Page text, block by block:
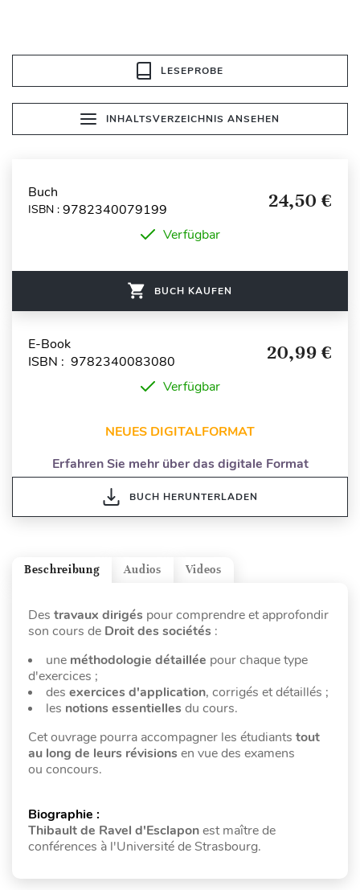
LESEPROBE
INHALTSVERZEICHNIS ANSEHEN
Buch
ISBN : 9782340079199 24,50 €
Verfügbar
BUCH KAUFEN
E-Book
ISBN : 9782340083080
20,99 €
Verfügbar
NEUES DIGITALFORMAT
Erfahren Sie mehr über das digitale Format
BUCH HERUNTERLADEN
Videos
Audios
Beschreibung
Des travaux dirigés pour comprendre et approfondir
son cours de Droit des sociétés :
une méthodologie détaillée pour chaque type
d'exercices ;
des exercices d'application, corrigés et détaillés ;
les notions essentielles du cours.
Cet ouvrage pourra accompagner les étudiants tout
au long de leurs révisions en vue des examens
ou concours.
Biographie :
Thibault de Ravel d'Esclaponest maître de
conférences à l'Université de Strasbourg.